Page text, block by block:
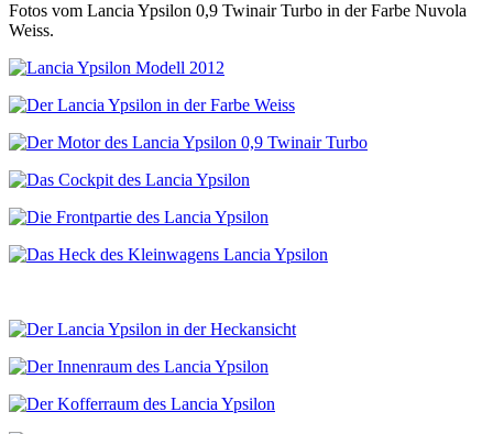
Fotos vom Lancia Ypsilon 0,9 Twinair Turbo in der Farbe Nuvola
Weiss.